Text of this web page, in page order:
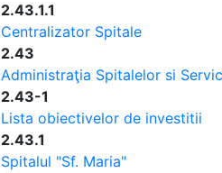
2.43.1.1
Centralizator Spitale
2.43
Administraţia Spitalelor si
2.43-1
Lista obiectivelor de investitii
2.43.1
Spitalul "Sf. Maria"